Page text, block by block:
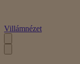
Villámnézet